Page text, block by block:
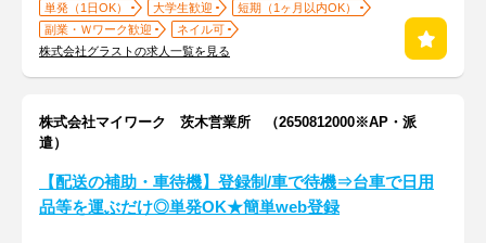
単発（1日OK） 大学生歓迎
短期（1ヶ月以内OK）
副業・Ｗワーク歓迎
ネイル可
株式会社グラストの求人一覧を見る
株式会社マイワーク 茨木営業所 （2650812000※AP・派
遣）
【配送の補助・車待機】登録制/車で待機⇒台車で日用
品等を運ぶだけ◎単発OK★簡単web登録